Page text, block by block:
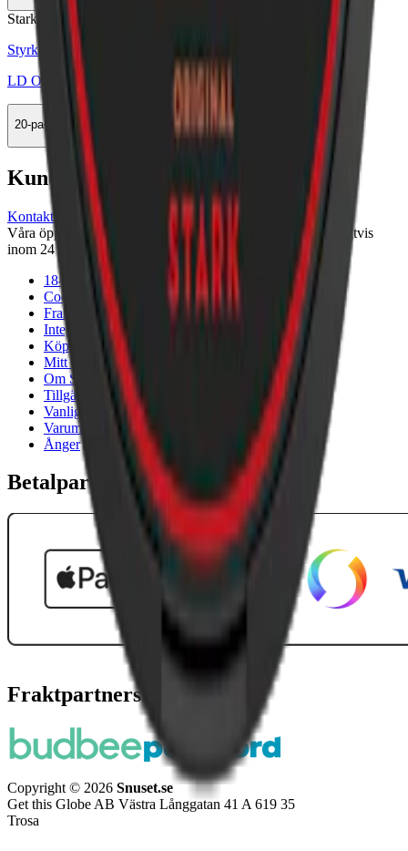
Stark
Styrka Stark · Large
LD Original Stark
20-pack
499 kr
Kundservice
Kontakta oss
Våra öppettider är: Alla dagar 08:00 - 18:00 Vi svarar vanligtvis
inom 24 timmar på vardagar.
18-årsgräns
Cookiepolicy
Frakt- och leveransvillkor
Integritetspolicy
Köpvillkor
Mitt konto
Om Snuset.se
Tillgänglighetsredogörelse
Vanliga frågor
Varumärken
Ånger
Betalpartner
Fraktpartners
Copyright © 2026 Snuset.se
Get this Globe AB Västra Långgatan 41 A 619 35
Trosa